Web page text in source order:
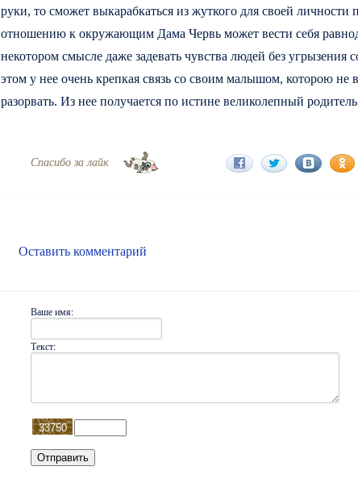
руки, то сможет выкарабкаться из жуткого для своей
отношению к окружающим Дама Червь может вести себя
некотором смысле даже задевать чувства людей без угрызения
этом у нее очень крепкая связь со своим малышом, которою не
разорвать. Из нее получается по истине великолепный
Cпасибо за лайк
Оставить комментарий
Ваше имя:
Текст: